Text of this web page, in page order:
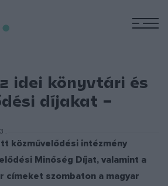
idei könyvtári és
díjakat –
közművelődési intézmény
Minőség Díjat, valamint a
címeket szombaton a magyar